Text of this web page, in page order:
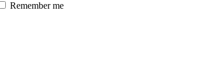
Remember me